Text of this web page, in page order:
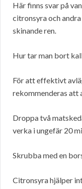
Här finns svar på
citronsyra och
skinande ren.
Hur tar man bort
För att effektivt
rekommenderas att
Droppa två
verka i ungefär 20
Skrubba med en
Citronsyra hjälper